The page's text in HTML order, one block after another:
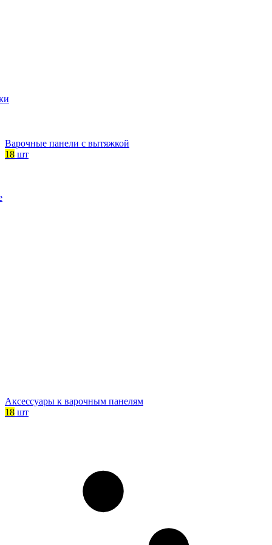
Варочные панели с вытяжкой
18 шт
Аксессуары к варочным панелям
18 шт